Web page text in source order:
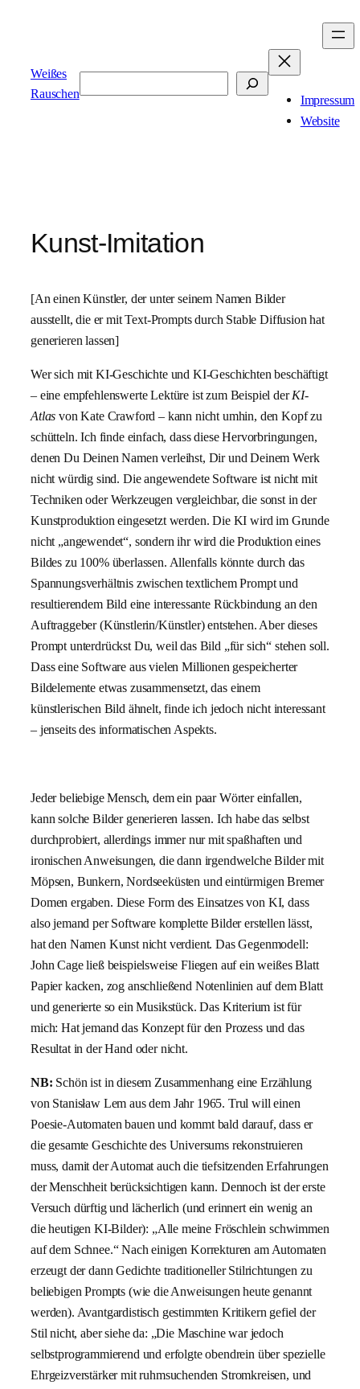
Weißes
Rauschen
Impressum
Website
Kunst-Imitation
[An einen Künstler, der unter seinem Namen Bilder
ausstellt, die er mit Text-Prompts durch Stable Diffusion hat
generieren lassen]
Wer sich mit KI-Geschichte und KI-Geschichten beschäftigt
– eine empfehlenswerte Lektüre ist zum Beispiel derKI-
Atlas von Kate Crawford – kann nicht umhin, den Kopf zu
schütteln. Ich finde einfach, dass diese Hervorbringungen,
denen Du Deinen Namen verleihst, Dir und Deinem Werk
nicht würdig sind. Die angewendete Software ist nicht mit
Techniken oder Werkzeugen vergleichbar, die sonst in der
Kunstproduktion eingesetzt werden. Die KI wird im Grunde
nicht „angewendet“, sondern ihr wird die Produktion eines
Bildes zu 100% überlassen. Allenfalls könnte durch das
Spannungsverhältnis zwischen textlichem Prompt und
resultierendem Bild eine interessante Rückbindung an den
Auftraggeber (Künstlerin/Künstler) entstehen. Aber dieses
Prompt unterdrückst Du, weil das Bild „für sich“ stehen soll.
Dass eine Software aus vielen Millionen gespeicherter
Bildelemente etwas zusammensetzt, das einem
künstlerischen Bild ähnelt, finde ich jedoch nicht interessant
– jenseits des informatischen Aspekts.
Jeder beliebige Mensch, dem ein paar Wörter einfallen,
kann solche Bilder generieren lassen. Ich habe das selbst
durchprobiert, allerdings immer nur mit spaßhaften und
ironischen Anweisungen, die dann irgendwelche Bilder mit
Möpsen, Bunkern, Nordseeküsten und eintürmigen Bremer
Domen ergaben. Diese Form des Einsatzes von KI, dass
also jemand per Software komplette Bilder erstellen lässt,
hat den Namen Kunst nicht verdient. Das Gegenmodell:
John Cage ließ beispielsweise Fliegen auf ein weißes Blatt
Papier kacken, zog anschließend Notenlinien auf dem Blatt
und generierte so ein Musikstück. Das Kriterium ist für
mich: Hat jemand das Konzept für den Prozess und das
Resultat in der Hand oder nicht.
NB: Schön ist in diesem Zusammenhang eine Erzählung
von Stanisław Lem aus dem Jahr 1965. Trul will einen
Poesie-Automaten bauen und kommt bald darauf, dass er
die gesamte Geschichte des Universums rekonstruieren
muss, damit der Automat auch die tiefsitzenden Erfahrungen
der Menschheit berücksichtigen kann. Dennoch ist der erste
Versuch dürftig und lächerlich (und erinnert ein wenig an
die heutigen KI-Bilder): „Alle meine Fröschlein schwimmen
auf dem Schnee.“ Nach einigen Korrekturen am Automaten
erzeugt der dann Gedichte traditioneller Stilrichtungen zu
beliebigen Prompts (wie die Anweisungen heute genannt
werden). Avantgardistisch gestimmten Kritikern gefiel der
Stil nicht, aber siehe da: „Die Maschine war jedoch
selbstprogrammierend und erfolgte obendrein über spezielle
Ehrgeizverstärker mit ruhmsuchenden Stromkreisen, und